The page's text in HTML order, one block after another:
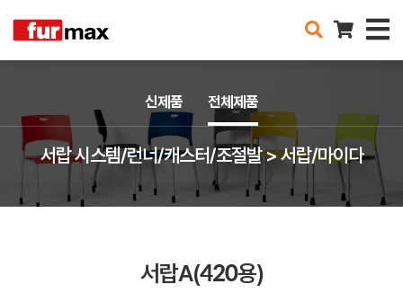
서랍 시스템/런너/캐스터/조절발 > 서랍/마이다
신제품 전체제품
서랍A(420용)